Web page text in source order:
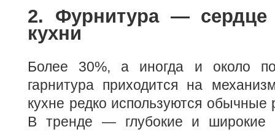
2. Фурнитура — сердце
кухни
Более 30%, а иногда и около
гарнитура приходится на
кухне редко используются
В тренде — глубокие и широкие